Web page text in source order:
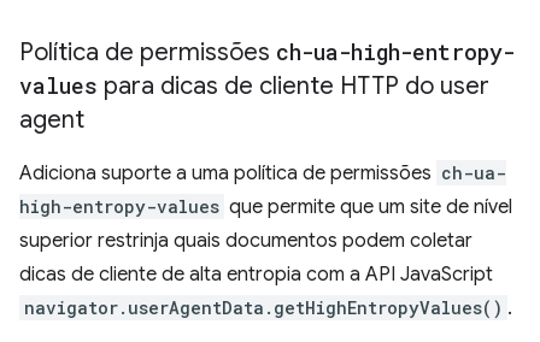
Política de permissões ch-ua-high-entropy-
values para dicas de cliente HTTP do user
agent
Adiciona suporte a uma política de permissões ch-ua-
high-entropy-values que permite que um site de nível
superior restrinja quais documentos podem coletar
dicas de cliente de alta entropia com a API JavaScript
navigator.userAgentData.getHighEntropyValues() .